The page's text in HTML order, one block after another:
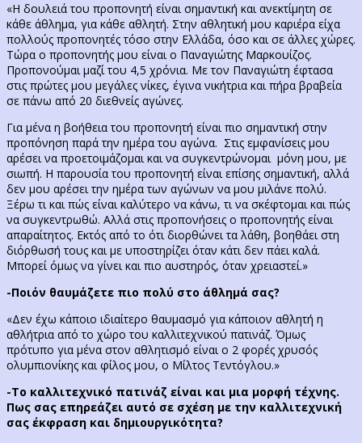
«Η δουλειά του προπονητή είναι σημαντική και ανεκτίμητη σε
κάθε άθλημα, για κάθε αθλητή. Στην αθλητική μου καριέρα είχα
πολλούς προπονητές τόσο στην Ελλάδα, όσο και σε άλλες χώρες.
Τώρα ο προπονητής μου είναι ο Παναγιώτης Μαρκουίζος.
Προπονούμαι μαζί του 4,5 χρόνια. Με τον Παναγιώτη έφτασα
στις πρώτες μου μεγάλες νίκες, έγινα νικήτρια και πήρα βραβεία
σε πάνω από 20 διεθνείς αγώνες.
Για μένα η βοήθεια του προπονητή είναι πιο σημαντική στην
προπόνηση παρά την ημέρα του αγώνα. Στις εμφανίσεις μου
αρέσει να προετοιμάζομαι και να συγκεντρώνομαι μόνη μου, με
σιωπή. Η παρουσία του προπονητή είναι επίσης σημαντική, αλλά
δεν μου αρέσει την ημέρα των αγώνων να μου μιλάνε πολύ.
Ξέρω τι και πώς είναι καλύτερο να κάνω, τι να σκέφτομαι και πώς
να συγκεντρωθώ. Αλλά στις προπονήσεις ο προπονητής είναι
απαραίτητος. Εκτός από το ότι διορθώνει τα λάθη, βοηθάει στη
διόρθωσή τoυς και με υποστηρίζει όταν κάτι δεν πάει καλά.
Μπορεί όμως να γίνει και πιο αυστηρός, όταν χρειαστεί.»
-Ποιόν θαυμάζετε πιο πολύ στο άθλημά σας?
«Δεν έχω κάποιο ιδιαίτερο θαυμασμό για κάποιον αθλητή η
αθλήτρια από το χώρο του καλλιτεχνικού πατινάζ. Όμως
πρότυπο για μένα στον αθλητισμό είναι ο 2 φορές χρυσός
ολυμπιονίκης και φίλος μου, ο Μίλτος Τεντόγλου.»
-Το καλλιτεχνικό πατινάζ είναι και μια μορφή τέχνης.
Πως σας επηρεάζει αυτό σε σχέση με την καλλιτεχνική
σας έκφραση και δημιουργικότητα?